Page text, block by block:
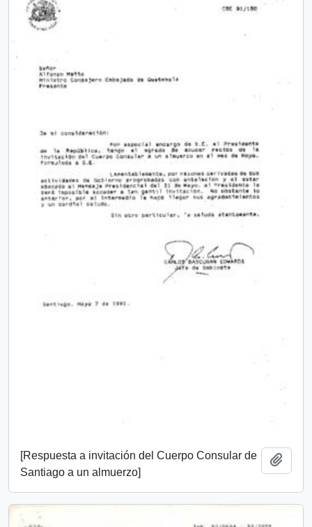
[Respuesta a invitación del Cuerpo Consular de
Santiago a un almuerzo]